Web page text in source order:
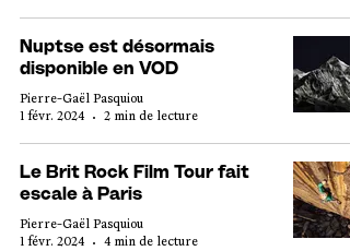
Nuptse est désormais
disponible en VOD
Pierre-Gaël Pasquiou
1 févr. 2024
2 min de lecture
Le Brit Rock Film Tour fait
escale à Paris
Pierre-Gaël Pasquiou
1 févr. 2024
4 min de lecture